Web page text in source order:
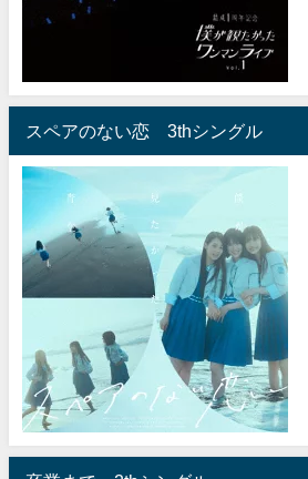
スペアのない恋 3thシングル